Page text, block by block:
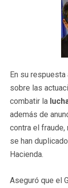
En su
sobre las
combatir la
además de
contra el
se han
Hacienda.
Aseguró que el